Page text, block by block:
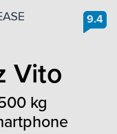
9.4
Vito
kg